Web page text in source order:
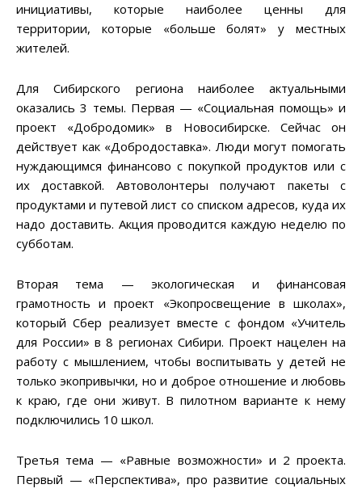
инициативы, которые наиболее ценны для
территории, которые «больше болят» у местных
жителей.
Для Сибирского региона наиболее актуальными
оказались 3 темы. Первая — «Социальная помощь» и
проект «Добродомик» в Новосибирске. Сейчас он
действует как «Добродоставка». Люди могут помогать
нуждающимся финансово с покупкой продуктов или с
их доставкой. Автоволонтеры получают пакеты с
продуктами и путевой лист со списком адресов, куда их
надо доставить. Акция проводится каждую неделю по
субботам.
Вторая тема — экологическая и финансовая
грамотность и проект «Экопросвещение в школах»,
который Сбер реализует вместе с фондом «Учитель
для России» в 8 регионах Сибири. Проект нацелен на
работу с мышлением, чтобы воспитывать у детей не
только экопривычки, но и доброе отношение и любовь
к краю, где они живут. В пилотном варианте к нему
подключились 10 школ.
Третья тема — «Равные возможности» и 2 проекта.
Первый — «Перспектива», про развитие социальных